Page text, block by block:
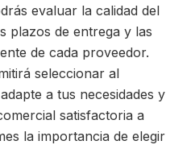
evaluar la calidad del
plazos de entrega y las
de cada proveedor.
seleccionar al
a tus necesidades y
satisfactoria a
la importancia de elegir